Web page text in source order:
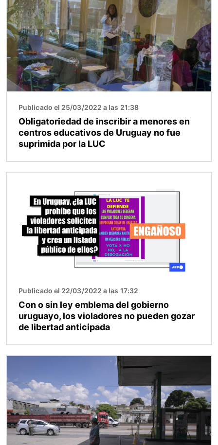
Publicado el 25/03/2022 a las 21:38
Obligatoriedad de inscribir a menores en
centros educativos de Uruguay no fue
suprimida por la LUC
Publicado el 22/03/2022 a las 17:32
Con o sin ley emblema del gobierno
uruguayo, los violadores no pueden gozar
de libertad anticipada